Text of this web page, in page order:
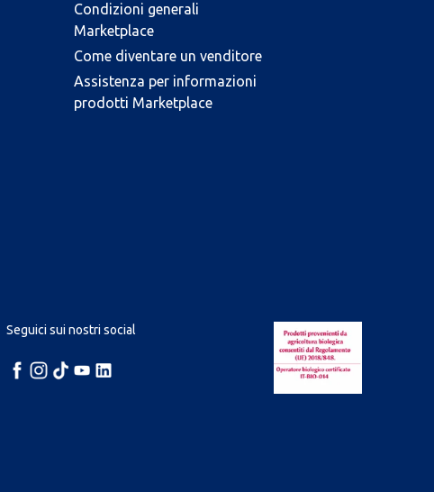
Condizioni generali
Marketplace
Come diventare un venditore
Assistenza per informazioni
prodotti Marketplace
Seguici sui nostri social